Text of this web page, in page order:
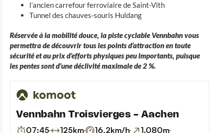
l’ancien carrefour ferroviaire de Saint-Vith
Tunnel des chauves-souris Huldang
Réservée à la mobilité douce, la piste cyclable Vennbahn vous
permettra de découvrir tous les points d’attraction en toute
sécurité et au prix d’efforts physiques peu importants, puisque
les pentes sont d’une déclivité maximale de 2 %.